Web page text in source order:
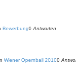
Bewerbung0 Antworten
Wiener Opernball 20100